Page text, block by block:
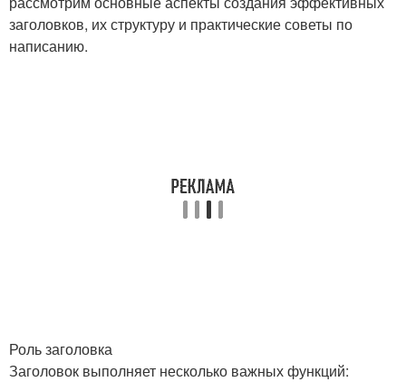
заголовков, их структуру и практические советы по
написанию.
Роль заголовка
Заголовок выполняет несколько важных функций: